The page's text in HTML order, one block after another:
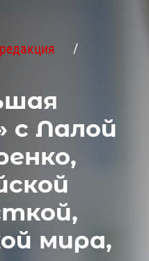
с Лалой
мира,